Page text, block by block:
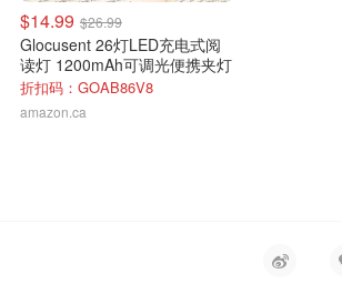
$14.99 $26.99
Glocusent 26灯LED充电式阅
读灯 1200mAh可调光便携夹灯
折扣码：GOAB86V8
amazon.ca